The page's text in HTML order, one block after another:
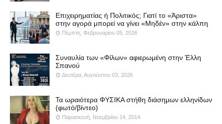
Επιχειρηματίας ή Πολιτικός; Γιατί το «Άριστα»
στην αγορά μπορεί να γίνει «Μηδέν» στην κάλπη
Πέμπτη, Φεβρουαρίου 05, 2026
Συναυλία των «Φίλων» αφιερωμένη στην Έλλη
Σπανού
Δευτέρα, Αυγούστου 03, 2026
Τα ωραιότερα ΦΥΣΙΚΑ στήθη διάσημων ελληνίδων
(φωτό/βίντεο)
Παρασκευή, Νοεμβρίου 14, 2014